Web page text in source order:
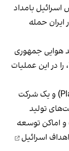
بامداد
حمله
هوایی جمهوری
، از جمله سامانه‌های موشکی اس-۳۰۰، را در این عملیات
تصاویر شرکت ماهواره‌ای پلنت‌ لبز (Planet Labs) و یک شرکت
تولید
اماکن توسعه
اهداف اسرائیل